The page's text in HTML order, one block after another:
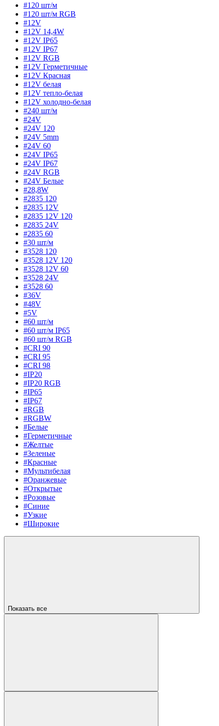
#120 шт/м
#120 шт/м RGB
#12V
#12V 14,4W
#12V IP65
#12V IP67
#12V RGB
#12V Герметичные
#12V Красная
#12V белая
#12V тепло-белая
#12V холодно-белая
#240 шт/м
#24V
#24V 120
#24V 5mm
#24V 60
#24V IP65
#24V IP67
#24V RGB
#24V Белые
#28,8W
#2835 120
#2835 12V
#2835 12V 120
#2835 24V
#2835 60
#30 шт/м
#3528 120
#3528 12V 120
#3528 12V 60
#3528 24V
#3528 60
#36V
#48V
#5V
#60 шт/м
#60 шт/м IP65
#60 шт/м RGB
#CRI 90
#CRI 95
#CRI 98
#IP20
#IP20 RGB
#IP65
#IP67
#RGB
#RGBW
#Белые
#Герметичные
#Желтые
#Зеленые
#Красные
#Мультибелая
#Оранжевые
#Открытые
#Розовые
#Синие
#Узкие
#Широкие
Показать все